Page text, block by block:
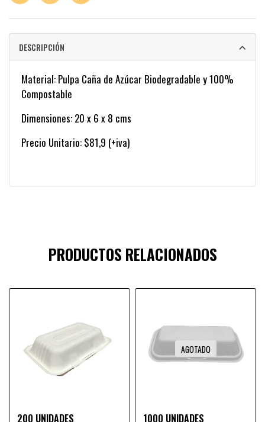
DESCRIPCIÓN
Material: Pulpa Caña de Azúcar Biodegradable y 100%
Compostable
Dimensiones: 20 x 6 x 8 cms
Precio Unitario: $81,9 (+iva)
PRODUCTOS RELACIONADOS
200 UNIDADES
AGOTADO
1000 UNIDADES